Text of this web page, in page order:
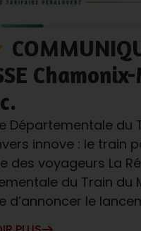
Départementale du
innove : le train
des voyageurs La
du Train du
d’annoncer le